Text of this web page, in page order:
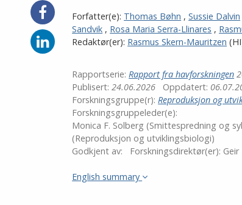
Forfatter(e): Thomas Bøhn ,Sussie Dalvin
Sandvik , Rosa Maria Serra-Llinares ,
Redaktør(er): Rasmus Skern-Mauritzen
Rapportserie: Rapport fra havforskningen
Publisert:24.06.2026 Oppdatert:
Forskningsgruppe(r): Reproduksjon og
Forskningsgruppeleder(e):
Monica F. Solberg (Smittespredning og
(Reproduksjon og utviklingsbiologi)
Godkjent av:
Forskningsdirektør(er):
English summary
Del
på
Facebook
Del
på
LinkedIn